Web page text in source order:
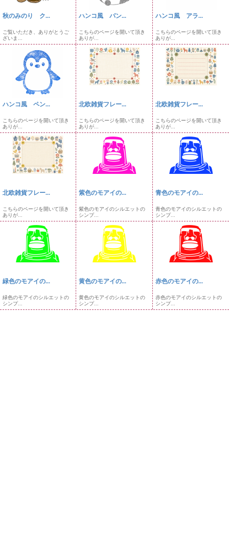
秋のみのり ク...
ご覧いただき、ありがとうご
ざいま...
ハンコ風 パン...
こちらのページを開いて頂き
ありが...
ハンコ風 アラ...
こちらのページを開いて頂き
ありが...
ハンコ風 ペン...
こちらのページを開いて頂き
ありが...
北欧雑貨フレー...
こちらのページを開いて頂き
ありが...
北欧雑貨フレー...
こちらのページを開いて頂き
ありが...
北欧雑貨フレー...
こちらのページを開いて頂き
ありが...
紫色のモアイの...
紫色のモアイのシルエットの
シンプ...
青色のモアイの...
青色のモアイのシルエットの
シンプ...
緑色のモアイの...
緑色のモアイのシルエットの
シンプ...
黄色のモアイの...
黄色のモアイのシルエットの
シンプ...
赤色のモアイの...
赤色のモアイのシルエットの
シンプ...